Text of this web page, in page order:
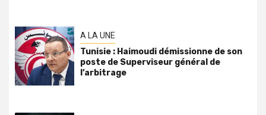
A LA UNE
Tunisie : Haimoudi démissionne de son
poste de Superviseur général de
l’arbitrage